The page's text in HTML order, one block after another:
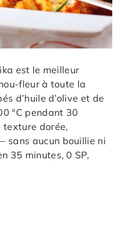
est le meilleur
fleur à toute la
d’huile d’olive et de
°C pendant 30
texture dorée,
sans aucun bouillie ni
35 minutes, 0 SP,